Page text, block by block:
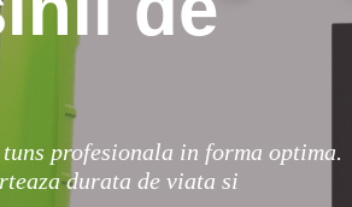
profesionala in forma optima.
durata de viata si